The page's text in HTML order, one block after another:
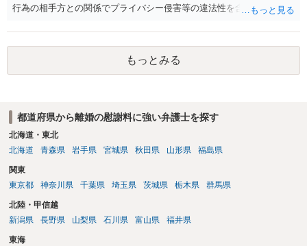
行為の相手方との関係でプライバシー侵害等の違法性を含む行為で
ため、弁護士としては推奨しないことが一般的かと思います。
もっとみる
都道府県から離婚の慰謝料に強い弁護士を探す
北海道・東北
北海道
青森県 岩手県 宮城県 秋田県 山形県 福島県
関東
東京都
神奈川県 千葉県 埼玉県 茨城県 栃木県 群馬県
北陸・甲信越
新潟県
長野県 山梨県 石川県 富山県 福井県
東海